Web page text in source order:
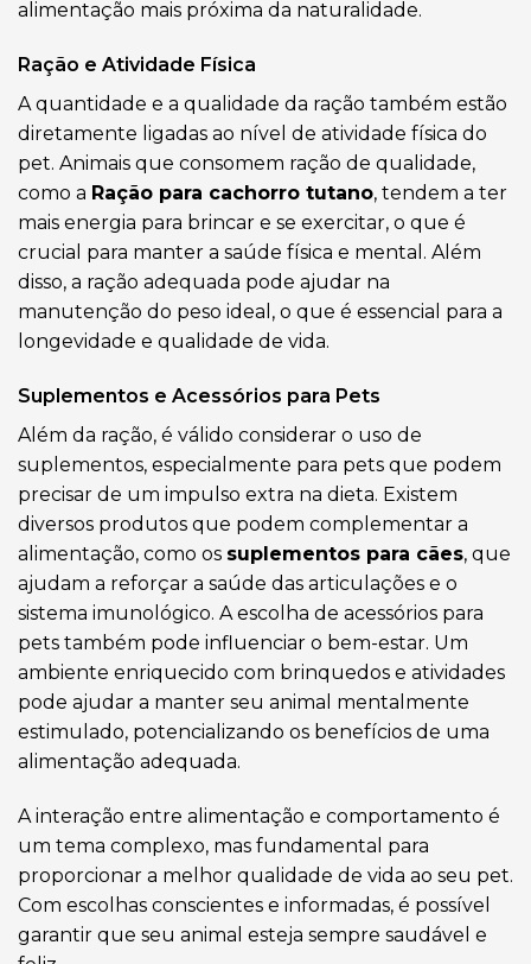
alimentação mais próxima da naturalidade.
Ração e Atividade Física
A quantidade e a qualidade da ração também estão
diretamente ligadas ao nível de atividade física do
pet. Animais que consomem ração de qualidade,
como a Ração para cachorro tutano, tendem a ter
mais energia para brincar e se exercitar, o que é
crucial para manter a saúde física e mental. Além
disso, a ração adequada pode ajudar na
manutenção do peso ideal, o que é essencial para a
longevidade e qualidade de vida.
Suplementos e Acessórios para Pets
Além da ração, é válido considerar o uso de
suplementos, especialmente para pets que podem
precisar de um impulso extra na dieta. Existem
diversos produtos que podem complementar a
alimentação, como os suplementos para cães, que
ajudam a reforçar a saúde das articulações e o
sistema imunológico. A escolha de acessórios para
pets também pode influenciar o bem-estar. Um
ambiente enriquecido com brinquedos e atividades
pode ajudar a manter seu animal mentalmente
estimulado, potencializando os benefícios de uma
alimentação adequada.
A interação entre alimentação e comportamento é
um tema complexo, mas fundamental para
proporcionar a melhor qualidade de vida ao seu pet.
Com escolhas conscientes e informadas, é possível
garantir que seu animal esteja sempre saudável e